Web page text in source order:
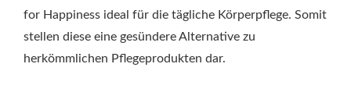
for Happiness ideal für die tägliche Körperpflege. Somit
stellen diese eine gesündere Alternative zu
herkömmlichen Pflegeprodukten dar.